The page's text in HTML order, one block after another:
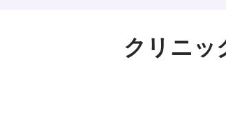
クリニッ